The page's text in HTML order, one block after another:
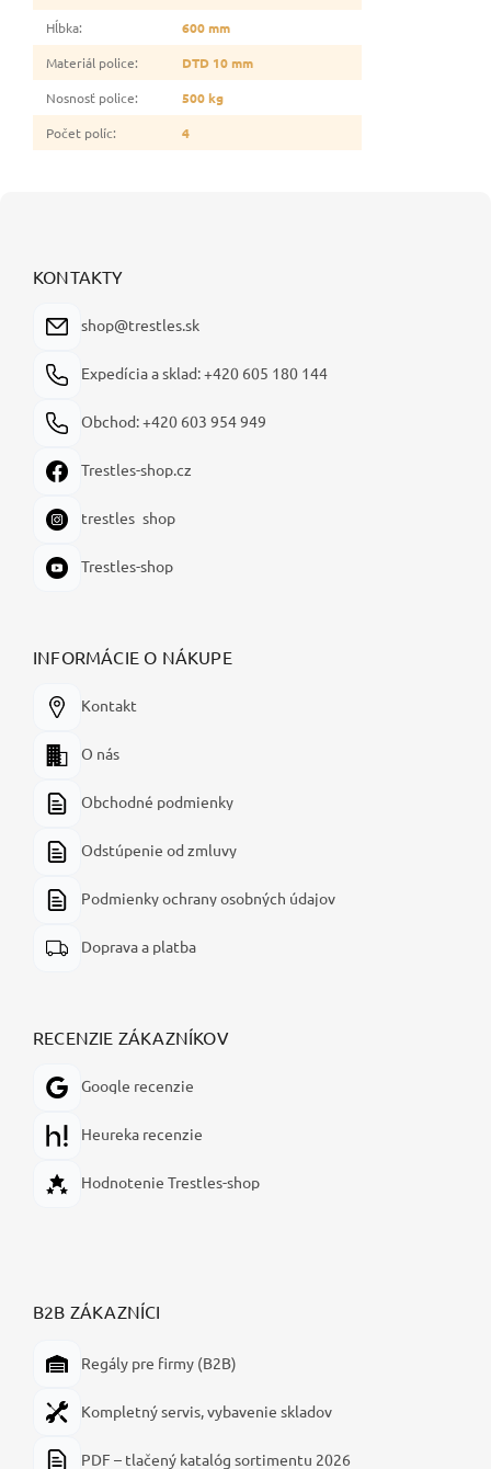
Hĺbka:
600 mm
Materiál police:
DTD 10 mm
Nosnosť police:
500 kg
Počet políc: 4
KONTAKTY
shop@trestles.sk
Expedícia a sklad: +420 605 180 144
Obchod: +420 603 954 949
Trestles-shop.cz
trestles_shop
Trestles-shop
INFORMÁCIE O NÁKUPE
Kontakt
O nás
Obchodné podmienky
Odstúpenie od zmluvy
Podmienky ochrany osobných údajov
Doprava a platba
RECENZIE ZÁKAZNÍKOV
Google recenzie
Heureka recenzie
Hodnotenie Trestles-shop
B2B ZÁKAZNÍCI
Regály pre firmy (B2B)
Kompletný servis, vybavenie skladov
PDF – tlačený katalóg sortimentu 2026